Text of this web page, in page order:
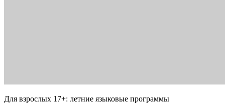
Для взрослых 17+: летние языковые программы